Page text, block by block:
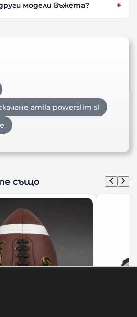
модели въжета?
amila powerslim sl
също